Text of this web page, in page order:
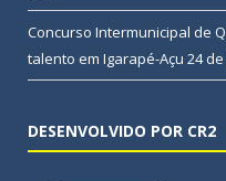
Concurso Intermunicipal de
talento em Igarapé-Açu 24
DESENVOLVIDO POR CR2